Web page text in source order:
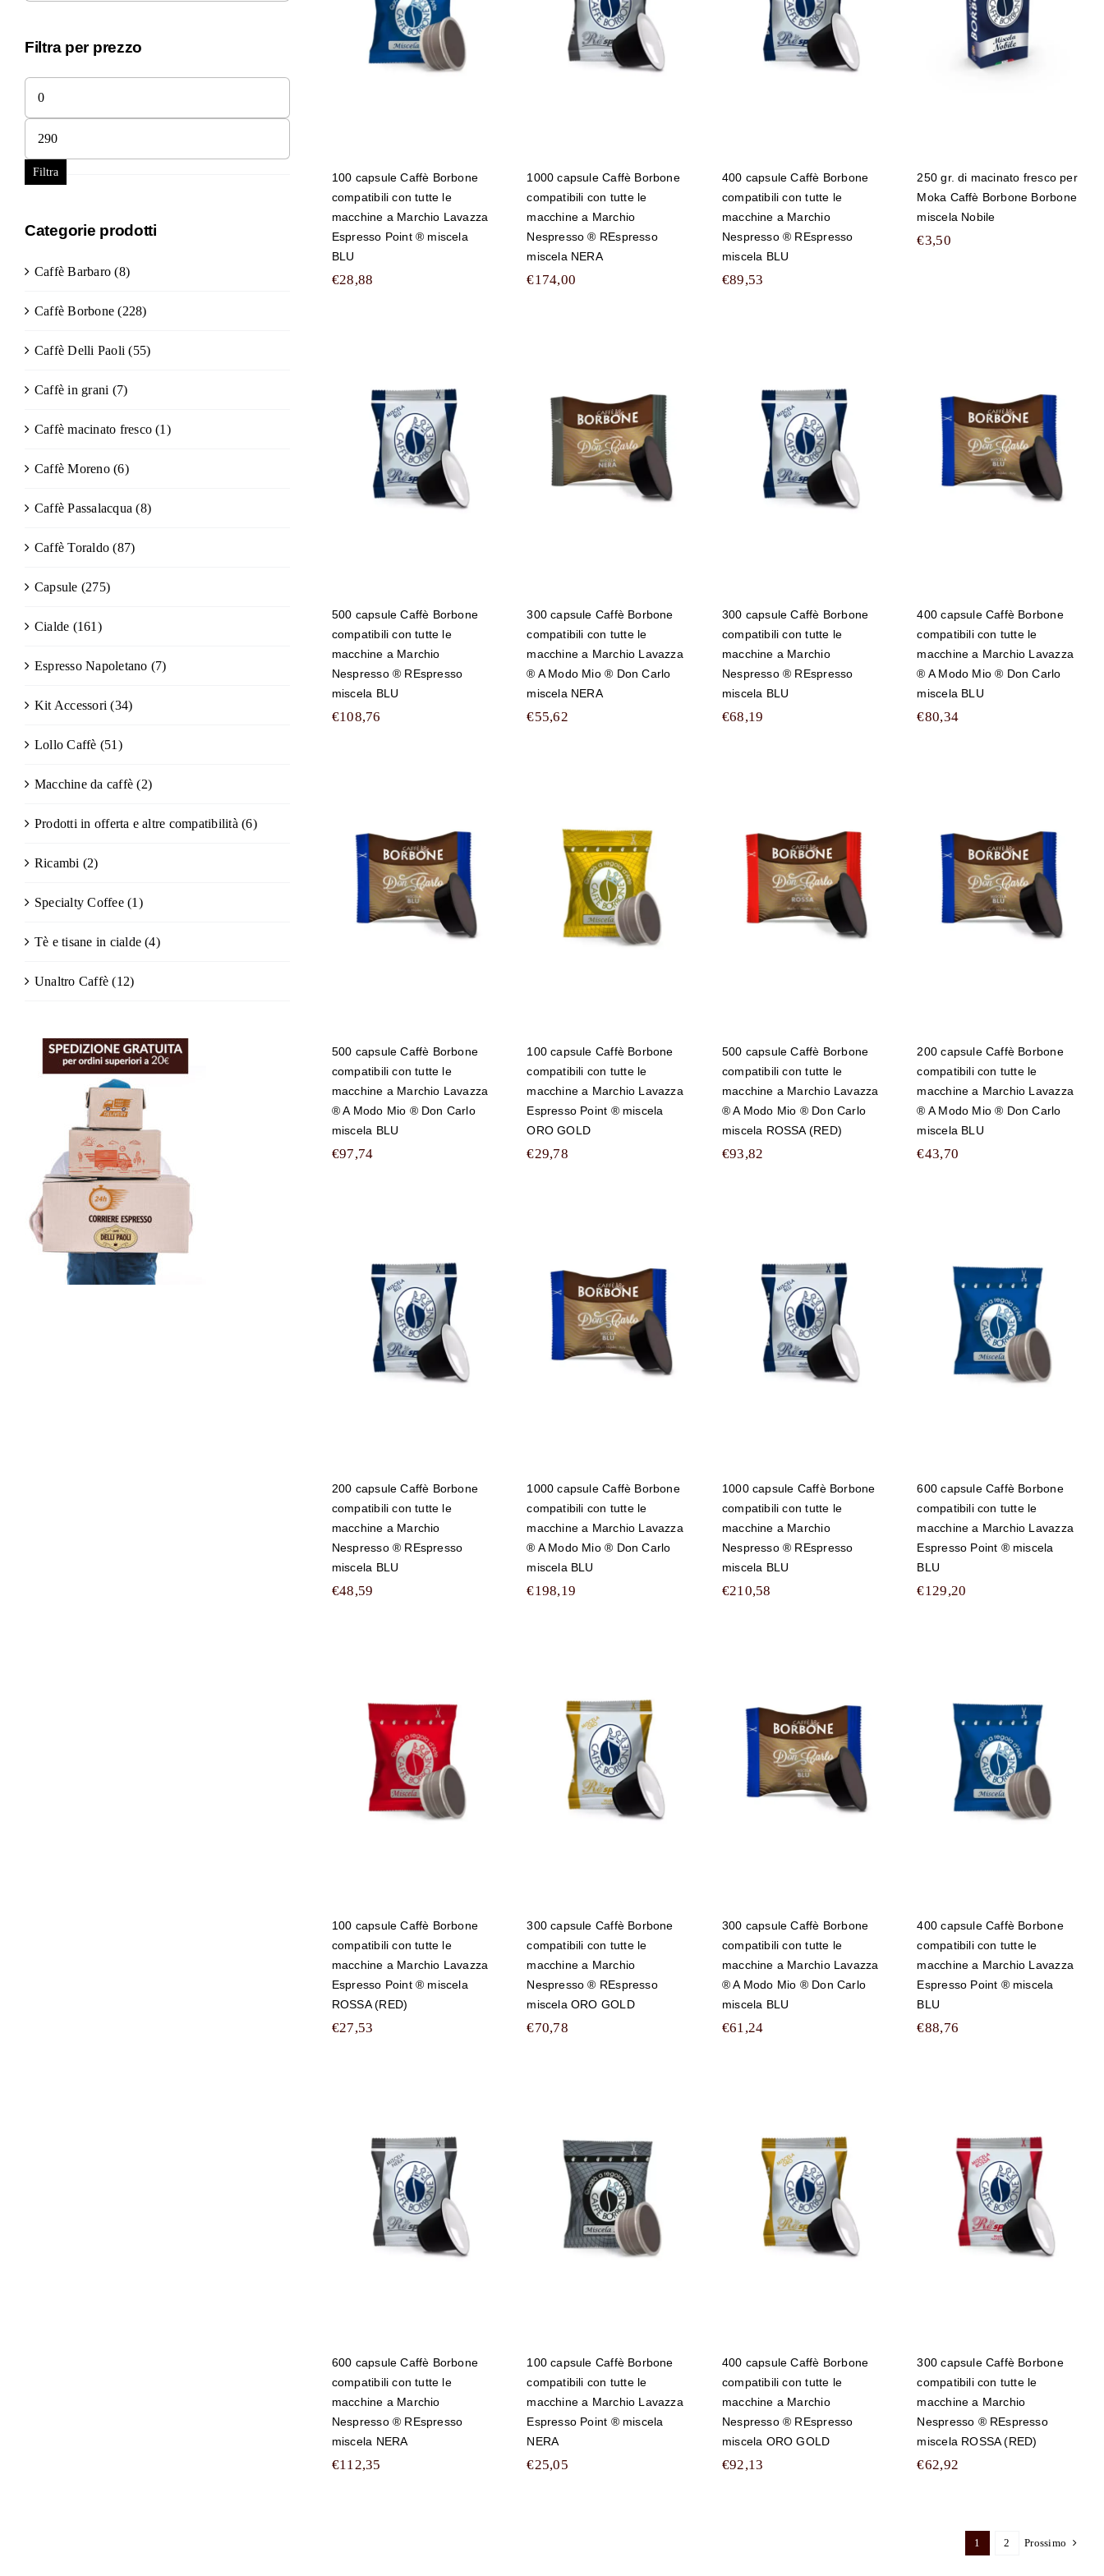
Filtra per prezzo
Filtra
Categorie prodotti
Caffè Barbaro (8)
Caffè Borbone (228)
Caffè Delli Paoli (55)
Caffè in grani (7)
Caffè macinato fresco (1)
Caffè Moreno (6)
Caffè Passalacqua (8)
Caffè Toraldo (87)
Capsule (275)
Cialde (161)
Espresso Napoletano (7)
Kit Accessori (34)
Lollo Caffè (51)
Macchine da caffè (2)
Prodotti in offerta e altre compatibilità (6)
Ricambi (2)
Specialty Coffee (1)
Tè e tisane in cialde (4)
Unaltro Caffè (12)
compatibili con
tutte le macchine a
Marchio Lavazza
Espresso Point ®
miscela BLU
100 capsule Caffè Borbone
compatibili con tutte le
macchine a Marchio Lavazza
Espresso Point ® miscela
BLU
€28,88
tutte le macchine a
Marchio
Nespresso ®
REspresso
1000 capsule Caffè Borbone
compatibili con tutte le
macchine a Marchio
Nespresso ® REspresso
miscela NERA
€174,00
tutte le macchine a
Marchio
Nespresso ®
REspresso
400 capsule Caffè Borbone
compatibili con tutte le
macchine a Marchio
Nespresso ® REspresso
miscela BLU
€89,53
fresco per Moka
Caffè Borbone
Borbone miscela
Nobile
250 gr. di macinato fresco per
Moka Caffè Borbone Borbone
miscela Nobile
€3,50
500 capsule Caffè
Borbone
compatibili con
tutte le macchine a
Marchio
Nespresso ®
REspresso
500 capsule Caffè Borbone
compatibili con tutte le
macchine a Marchio
Nespresso ® REspresso
miscela BLU
€108,76
300 capsule Caffè
Borbone
compatibili con
tutte le macchine a
Marchio Lavazza ®
A Modo Mio ® Don
Carlo miscela
300 capsule Caffè Borbone
compatibili con tutte le
macchine a Marchio Lavazza
® A Modo Mio ® Don Carlo
miscela NERA
€55,62
300 capsule Caffè
Borbone
compatibili con
tutte le macchine a
Marchio
Nespresso ®
REspresso
300 capsule Caffè Borbone
compatibili con tutte le
macchine a Marchio
Nespresso ® REspresso
miscela BLU
€68,19
400 capsule Caffè
Borbone
compatibili con
tutte le macchine a
Marchio Lavazza ®
A Modo Mio ® Don
400 capsule Caffè Borbone
compatibili con tutte le
macchine a Marchio Lavazza
® A Modo Mio ® Don Carlo
miscela BLU
€80,34
500 capsule Caffè
Borbone
compatibili con
tutte le macchine a
Marchio Lavazza ®
A Modo Mio ® Don
500 capsule Caffè Borbone
compatibili con tutte le
macchine a Marchio Lavazza
® A Modo Mio ® Don Carlo
miscela BLU
€97,74
100 capsule Caffè
Borbone
compatibili con
tutte le macchine a
Marchio Lavazza
Espresso Point ®
miscela ORO
100 capsule Caffè Borbone
compatibili con tutte le
macchine a Marchio Lavazza
Espresso Point ® miscela
ORO GOLD
€29,78
500 capsule Caffè
Borbone
compatibili con
tutte le macchine a
Marchio Lavazza ®
A Modo Mio ® Don
Carlo miscela
500 capsule Caffè Borbone
compatibili con tutte le
macchine a Marchio Lavazza
® A Modo Mio ® Don Carlo
miscela ROSSA (RED)
€93,82
200 capsule Caffè
Borbone
compatibili con
tutte le macchine a
Marchio Lavazza ®
A Modo Mio ® Don
200 capsule Caffè Borbone
compatibili con tutte le
macchine a Marchio Lavazza
® A Modo Mio ® Don Carlo
miscela BLU
€43,70
200 capsule Caffè
Borbone
compatibili con
tutte le macchine a
Marchio
Nespresso ®
REspresso
200 capsule Caffè Borbone
compatibili con tutte le
macchine a Marchio
Nespresso ® REspresso
miscela BLU
€48,59
1000 capsule Caffè
Borbone
compatibili con
tutte le macchine a
Marchio Lavazza ®
A Modo Mio ® Don
1000 capsule Caffè Borbone
compatibili con tutte le
macchine a Marchio Lavazza
® A Modo Mio ® Don Carlo
miscela BLU
€198,19
1000 capsule Caffè
Borbone
compatibili con
tutte le macchine a
Marchio
Nespresso ®
REspresso
1000 capsule Caffè Borbone
compatibili con tutte le
macchine a Marchio
Nespresso ® REspresso
miscela BLU
€210,58
600 capsule Caffè
Borbone
compatibili con
tutte le macchine a
Marchio Lavazza
Espresso Point ®
miscela BLU
600 capsule Caffè Borbone
compatibili con tutte le
macchine a Marchio Lavazza
Espresso Point ® miscela
BLU
€129,20
100 capsule Caffè
Borbone
compatibili con
tutte le macchine a
Marchio Lavazza
Espresso Point ®
miscela ROSSA
100 capsule Caffè Borbone
compatibili con tutte le
macchine a Marchio Lavazza
Espresso Point ® miscela
ROSSA (RED)
€27,53
300 capsule Caffè
Borbone
compatibili con
tutte le macchine a
Marchio
Nespresso ®
REspresso
miscela ORO
300 capsule Caffè Borbone
compatibili con tutte le
macchine a Marchio
Nespresso ® REspresso
miscela ORO GOLD
€70,78
300 capsule Caffè
Borbone
compatibili con
tutte le macchine a
Marchio Lavazza ®
A Modo Mio ® Don
300 capsule Caffè Borbone
compatibili con tutte le
macchine a Marchio Lavazza
® A Modo Mio ® Don Carlo
miscela BLU
€61,24
400 capsule Caffè
Borbone
compatibili con
tutte le macchine a
Marchio Lavazza
Espresso Point ®
miscela BLU
400 capsule Caffè Borbone
compatibili con tutte le
macchine a Marchio Lavazza
Espresso Point ® miscela
BLU
€88,76
600 capsule Caffè
Borbone
compatibili con
tutte le macchine a
Marchio
Nespresso ®
REspresso
600 capsule Caffè Borbone
compatibili con tutte le
macchine a Marchio
Nespresso ® REspresso
miscela NERA
€112,35
100 capsule Caffè
Borbone
compatibili con
tutte le macchine a
Marchio Lavazza
Espresso Point ®
miscela NERA
100 capsule Caffè Borbone
compatibili con tutte le
macchine a Marchio Lavazza
Espresso Point ® miscela
NERA
€25,05
400 capsule Caffè
Borbone
compatibili con
tutte le macchine a
Marchio
Nespresso ®
REspresso
miscela ORO
400 capsule Caffè Borbone
compatibili con tutte le
macchine a Marchio
Nespresso ® REspresso
miscela ORO GOLD
€92,13
300 capsule Caffè
Borbone
compatibili con
tutte le macchine a
Marchio
Nespresso ®
REspresso
miscela ROSSA
300 capsule Caffè Borbone
compatibili con tutte le
macchine a Marchio
Nespresso ® REspresso
miscela ROSSA (RED)
€62,92
1 2 Prossimo